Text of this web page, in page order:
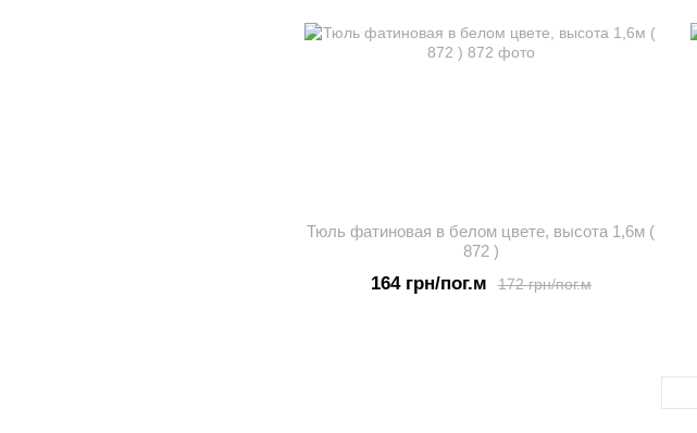
Тюль фатиновая в белом цвете, высота 1,6м (
872 )
172 грн/пог.м
164 грн/пог.м